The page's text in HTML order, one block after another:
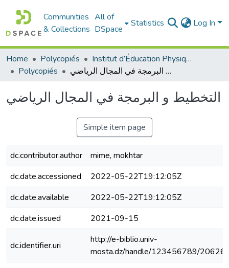
Communities
& Collections
All of
DSpace
Statistics Log In
Home Polycopiés
Institut d’Éducation Physique et Sportive
Polycopiés
التخطيط و البرمجة في المجال الرياضي
التخطيط و البرمجة في المجال الرياضي
Simple item page
dc.contributor.author
mime, mokhtar
dc.date.accessioned
2022-05-22T19:12:05Z
dc.date.available
2022-05-22T19:12:05Z
dc.date.issued
2021-09-15
dc.identifier.uri
http://e-biblio.univ-
mosta.dz/handle/123456789/20626